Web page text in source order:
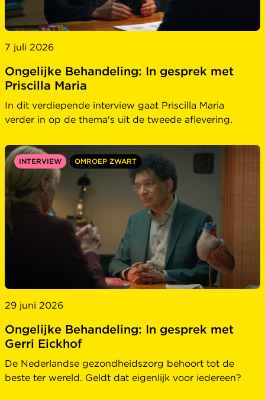
7 juli 2026
Ongelijke Behandeling: In gesprek met
Priscilla Maria
In dit verdiepende interview gaat Priscilla Maria
verder in op de thema's uit de tweede aflevering.
INTERVIEW OMROEP ZWART
29 juni 2026
Ongelijke Behandeling: In gesprek met
Gerri Eickhof
De Nederlandse gezondheidszorg behoort tot de
beste ter wereld. Geldt dat eigenlijk voor iedereen?